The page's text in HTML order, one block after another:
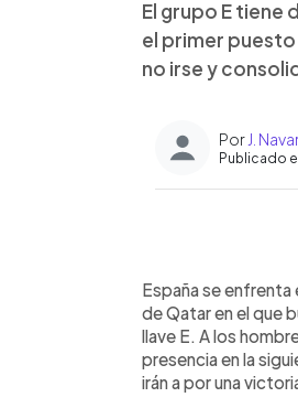
El grupo E tiene
el primer
no irse y
Por J.
Publicado
España se enfrenta
de Qatar en el que
llave E. A los
presencia en la
irán a por una